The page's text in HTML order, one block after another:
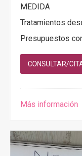
MEDIDA
Tratamientos
Presupuestos
CONSULTAR/
Más información